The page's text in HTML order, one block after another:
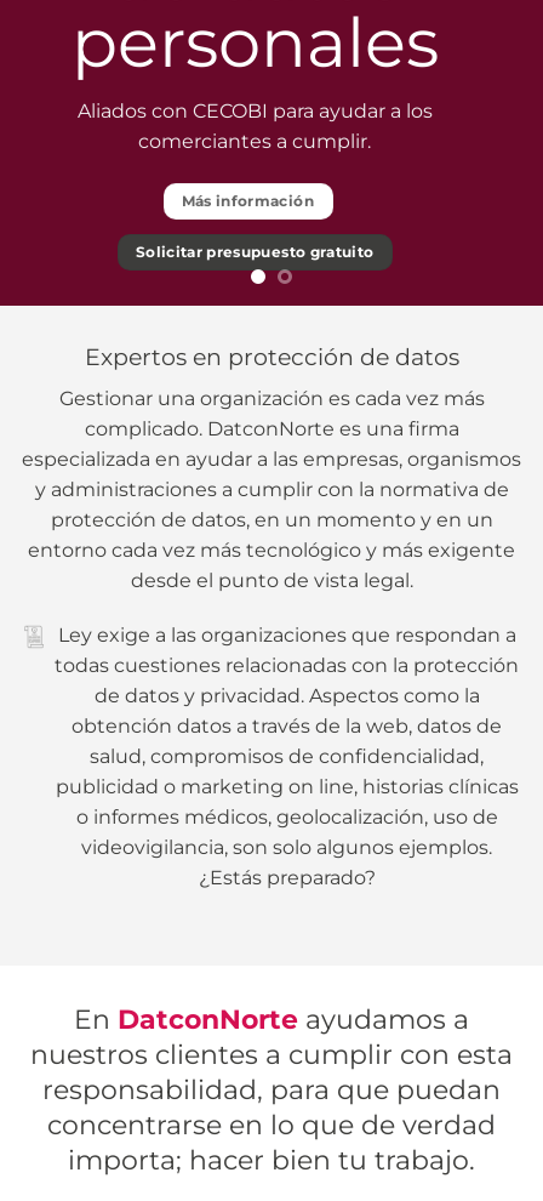
¿Necesitas cumplirconlaLOPDoadaptartealaRGPD?
Expertos en protección de datos
Gestionar una organización es cada vez más
complicado. DatconNorte es una firma
especializada en ayudar a las empresas, organismos
y administraciones a cumplir con la normativa de
protección de datos, en un momento y en un
entorno cada vez más tecnológico y más exigente
desde el punto de vista legal.
Ley exige a las organizaciones que respondan a
todas cuestiones relacionadas con la protección
de datos y privacidad. Aspectos como la
obtención datos a través de la web, datos de
salud, compromisos de confidencialidad,
publicidad o marketing on line, historias clínicas
o informes médicos, geolocalización, uso de
videovigilancia, son solo algunos ejemplos.
¿Estás preparado?
En DatconNorte ayudamos a
nuestros clientes a cumplir con esta
responsabilidad, para que puedan
concentrarse en lo que de verdad
importa; hacer bien tu trabajo.